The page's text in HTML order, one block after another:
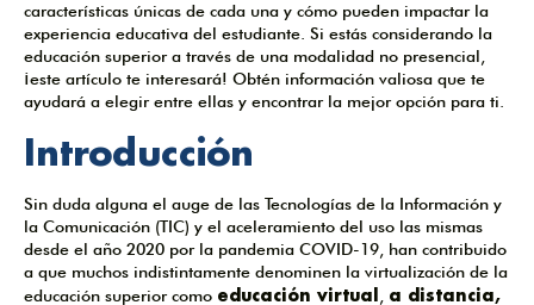
características únicas de cada una y cómo pueden impactar la
experiencia educativa del estudiante. Si estás considerando la
educación superior a través de una modalidad no presencial,
¡este artículo te interesará! Obtén información valiosa que te
ayudará a elegir entre ellas y encontrar la mejor opción para ti.
Introducción
Sin duda alguna el auge de las Tecnologías de la Información y
la Comunicación (TIC) y el aceleramiento del uso las mismas
desde el año 2020 por la pandemia COVID-19, han contribuido
a que muchos indistintamente denominen la virtualización de la
educación superior como educación virtual
a distancia,